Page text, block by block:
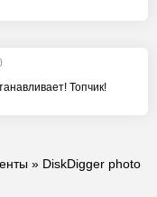
Топчик!
» DiskDigger photo